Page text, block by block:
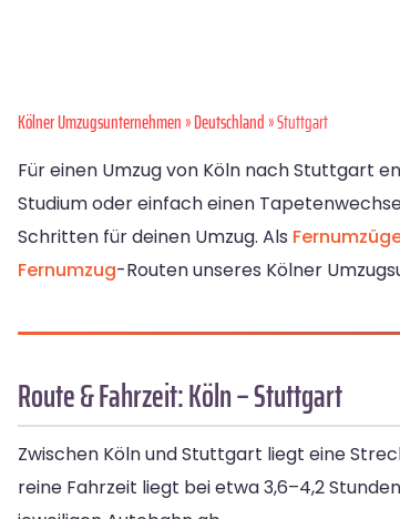
Kölner Umzugsunternehmen»Deutschland» Stuttgart
Für einen Umzug von Köln nach Stuttgart
Studium oder einfach einen
Schritten für deinen Umzug. Als
Fernumzug-Routen unseres Kölner
Route & Fahrzeit: Köln – Stuttgart
Zwischen Köln und Stuttgart liegt eine
reine Fahrzeit liegt bei etwa 3,6–4,2